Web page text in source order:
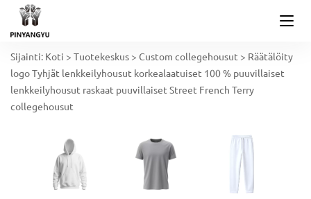
Sijainti: Koti > Tuotekeskus > Custom collegehousut > Räätälöity
logo Tyhjät lenkkeilyhousut korkealaatuiset 100 % puuvillaiset
lenkkeilyhousut raskaat puuvillaiset Street French Terry
collegehousut